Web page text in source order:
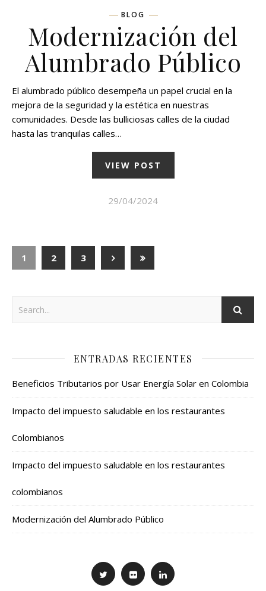
BLOG
Modernización del
Alumbrado Público
El alumbrado público desempeña un papel crucial en la
mejora de la seguridad y la estética en nuestras
comunidades. Desde las bulliciosas calles de la ciudad
hasta las tranquilas calles…
VIEW POST
29/04/2024
1 2 3
ENTRADAS RECIENTES
Beneficios Tributarios por Usar Energía Solar en Colombia
Impacto del impuesto saludable en los restaurantes
Colombianos
Impacto del impuesto saludable en los restaurantes
colombianos
Modernización del Alumbrado Público